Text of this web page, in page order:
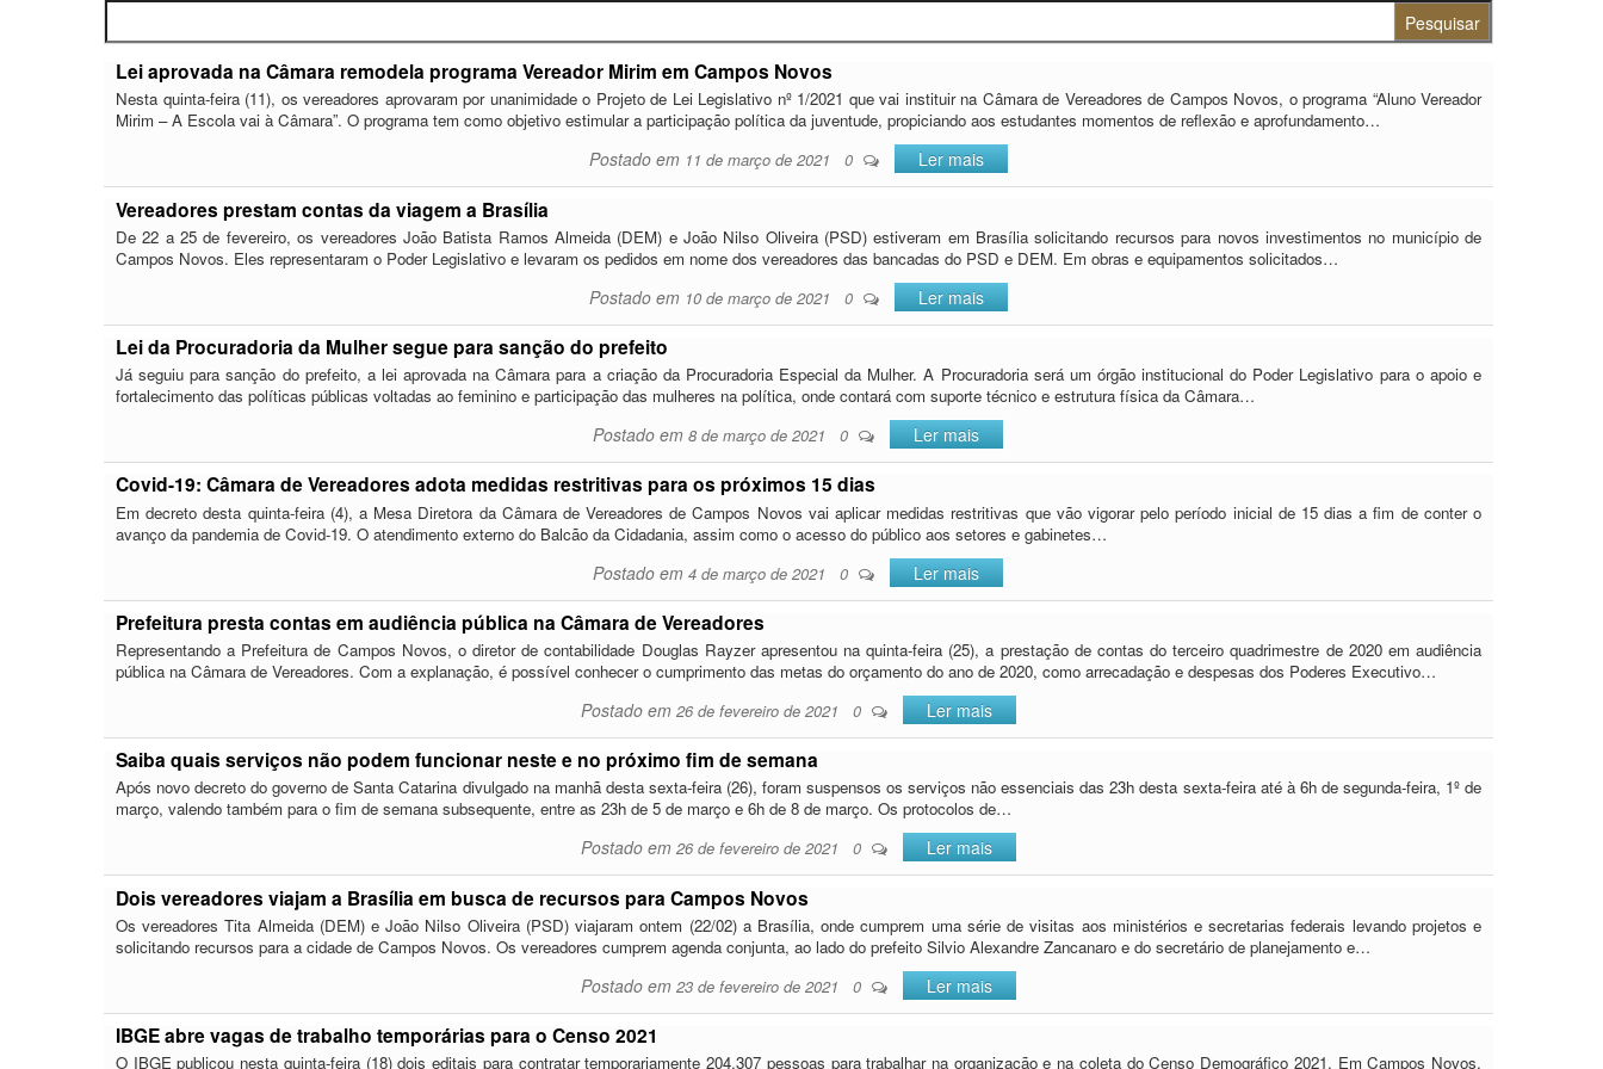
Lei aprovada na Câmara remodela programa Vereador Mirim em Campos Novos
Nesta quinta-feira (11), os vereadores aprovaram por unanimidade o Projeto de Lei Legislativo nº 1/2021 que vai instituir na Câmara de Vereadores de Campos Novos, o programa “Aluno Vereador
Mirim – A Escola vai à Câmara”. O programa tem como objetivo estimular a participação política da juventude, propiciando aos estudantes momentos de reflexão e aprofundamento…
Postado em 11 de março de 2021 0 Ler mais
Vereadores prestam contas da viagem a Brasília
De 22 a 25 de fevereiro, os vereadores João Batista Ramos Almeida (DEM) e João Nilso Oliveira (PSD) estiveram em Brasília solicitando recursos para novos investimentos no município de
Campos Novos. Eles representaram o Poder Legislativo e levaram os pedidos em nome dos vereadores das bancadas do PSD e DEM. Em obras e equipamentos solicitados…
Postado em 10 de março de 2021 0 Ler mais
Lei da Procuradoria da Mulher segue para sanção do prefeito
Já seguiu para sanção do prefeito, a lei aprovada na Câmara para a criação da Procuradoria Especial da Mulher. A Procuradoria será um órgão institucional do Poder Legislativo para o apoio e
fortalecimento das políticas públicas voltadas ao feminino e participação das mulheres na política, onde contará com suporte técnico e estrutura física da Câmara…
Postado em 8 de março de 2021 0 Ler mais
Covid-19: Câmara de Vereadores adota medidas restritivas para os próximos 15 dias
Em decreto desta quinta-feira (4), a Mesa Diretora da Câmara de Vereadores de Campos Novos vai aplicar medidas restritivas que vão vigorar pelo período inicial de 15 dias a fim de conter o
avanço da pandemia de Covid-19. O atendimento externo do Balcão da Cidadania, assim como o acesso do público aos setores e gabinetes…
Postado em 4 de março de 2021 0 Ler mais
Prefeitura presta contas em audiência pública na Câmara de Vereadores
Representando a Prefeitura de Campos Novos, o diretor de contabilidade Douglas Rayzer apresentou na quinta-feira (25), a prestação de contas do terceiro quadrimestre de 2020 em audiência
pública na Câmara de Vereadores. Com a explanação, é possível conhecer o cumprimento das metas do orçamento do ano de 2020, como arrecadação e despesas dos Poderes Executivo…
Postado em 26 de fevereiro de 2021 0 Ler mais
Saiba quais serviços não podem funcionar neste e no próximo fim de semana
Após novo decreto do governo de Santa Catarina divulgado na manhã desta sexta-feira (26), foram suspensos os serviços não essenciais das 23h desta sexta-feira até à 6h de segunda-feira, 1º de
março, valendo também para o fim de semana subsequente, entre as 23h de 5 de março e 6h de 8 de março. Os protocolos de…
Postado em 26 de fevereiro de 2021 0 Ler mais
Dois vereadores viajam a Brasília em busca de recursos para Campos Novos
Os vereadores Tita Almeida (DEM) e João Nilso Oliveira (PSD) viajaram ontem (22/02) a Brasília, onde cumprem uma série de visitas aos ministérios e secretarias federais levando projetos e
solicitando recursos para a cidade de Campos Novos. Os vereadores cumprem agenda conjunta, ao lado do prefeito Silvio Alexandre Zancanaro e do secretário de planejamento e…
Postado em 23 de fevereiro de 2021 0 Ler mais
IBGE abre vagas de trabalho temporárias para o Censo 2021
O IBGE publicou nesta quinta-feira (18) dois editais para contratar temporariamente 204.307 pessoas para trabalhar na organização e na coleta do Censo Demográfico 2021. Em Campos Novos,